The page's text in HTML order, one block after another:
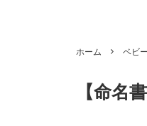
ホーム ベビ
【命名